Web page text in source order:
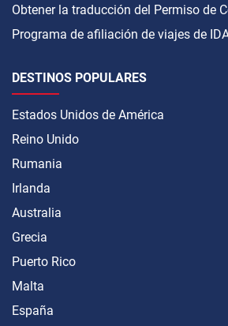
Obtener la traducción del Permiso de
Programa de afiliación de viajes de
DESTINOS POPULARES
Estados Unidos de América
Reino Unido
Rumania
Irlanda
Australia
Grecia
Puerto Rico
Malta
España